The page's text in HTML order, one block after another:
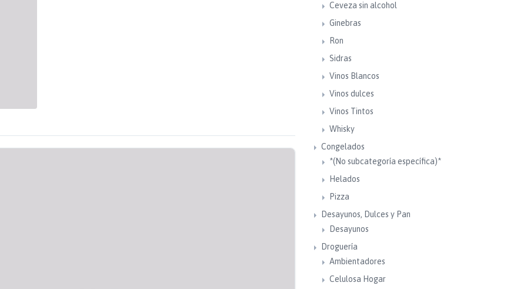
Ceveza sin alcohol
Ginebras
Ron
Sidras
Vinos Blancos
Vinos dulces
Vinos Tintos
Whisky
Congelados
*(No subcategoría específica)*
Helados
Pizza
Desayunos, Dulces y Pan
Desayunos
Droguería
Ambientadores
Celulosa Hogar